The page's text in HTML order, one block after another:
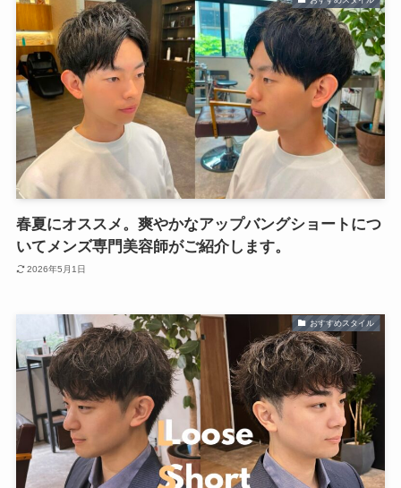
春夏にオススメ。爽やかなアップバングショートにつ
いてメンズ専門美容師がご紹介します。
2026年5月1日
おすすめスタイル